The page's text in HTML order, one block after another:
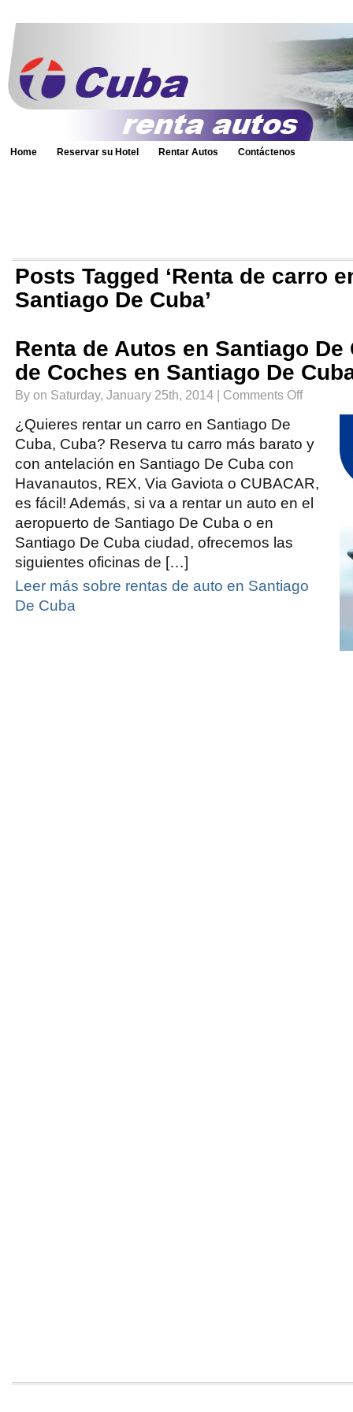
Home Reservar su Hotel Rentar Autos Contáctenos
Posts Tagged ‘Renta de carro
Santiago De Cuba’
Renta de Autos en Santiago
de Coches en Santiago De
By on Saturday, January 25th, 2014 | Comments Offon
De
Cuba
de
Coches
Santiago
¿Quieres rentar un carro en Santiago De
Cuba, Cuba? Reserva tu carro más barato y
con antelación en Santiago De Cuba con
Havanautos, REX, Via Gaviota o CUBACAR,
es fácil! Además, si va a rentar un auto en el
aeropuerto de Santiago De Cuba o en
Santiago De Cuba ciudad, ofrecemos las
siguientes oficinas de […]
Leer más sobre rentas de auto en Santiago
De Cuba